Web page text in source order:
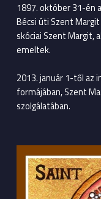
1897. október 31-én
Bécsi úti Szent
skóciai Szent Margit,
emeltek.
2013. január 1-től az
formájában, Szent
szolgálatában.